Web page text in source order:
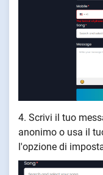
4. Scrivi il tuo
anonimo o usa il
l'opzione di